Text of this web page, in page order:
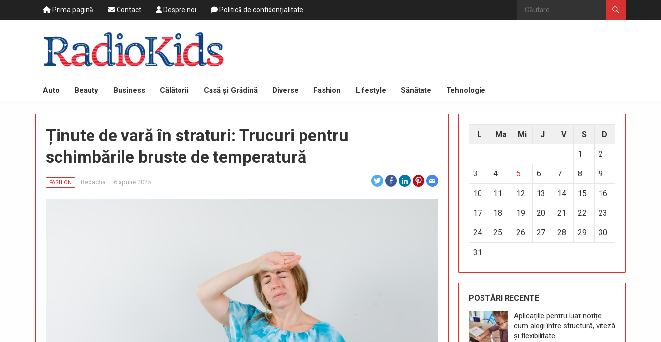
Prima pagină Contact Despre noi Politică de confidențialitate
Auto Beauty Business Călătorii Casă și Grădină Diverse Fashion Lifestyle Sănătate Tehnologie
Ținute de vară în straturi: Trucuri pentru
schimbările bruste de temperatură
FASHION Redacția — 6 aprilie 2025
L Ma Mi J V S D
1 2
3 4 5 6 7 8 9
10 11 12 13 14 15 16
17 18 19 20 21 22 23
24 25 26 27 28 29 30
31
POSTĂRI RECENTE
Aplicațiile pentru luat notițe:
cum alegi între structură, viteză
și flexibilitate